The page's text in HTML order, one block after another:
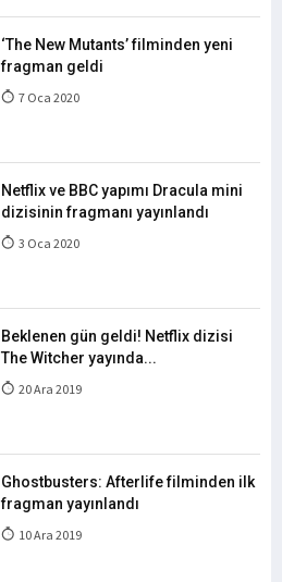
‘The New Mutants’ filminden yeni
fragman geldi
7 Oca 2020
Netflix ve BBC yapımı Dracula mini
dizisinin fragmanı yayınlandı
3 Oca 2020
Beklenen gün geldi! Netflix dizisi
The Witcher yayında...
20 Ara 2019
Ghostbusters: Afterlife filminden ilk
fragman yayınlandı
10 Ara 2019